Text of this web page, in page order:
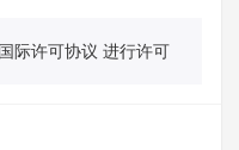
际许可协议 进行许可